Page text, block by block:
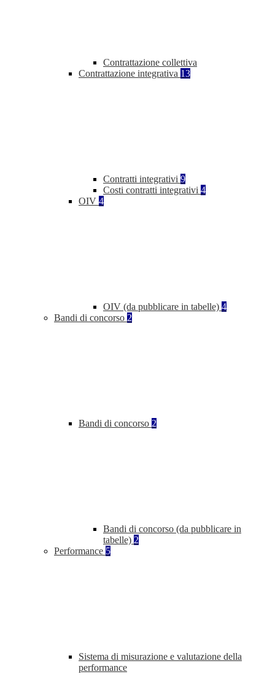
Contrattazione collettiva
Contrattazione integrativa 13
Contratti integrativi 9
Costi contratti integrativi 4
OIV 4
OIV (da pubblicare in tabelle) 4
Bandi di concorso 2
Bandi di concorso 2
Bandi di concorso (da pubblicare in
tabelle) 2
Performance 5
Sistema di misurazione e valutazione della
performance